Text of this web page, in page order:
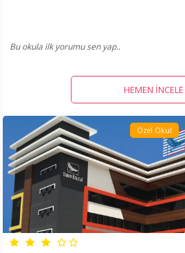
Bu okula ilk yorumu sen yap..
HEMEN İNCELE
Özel Okul